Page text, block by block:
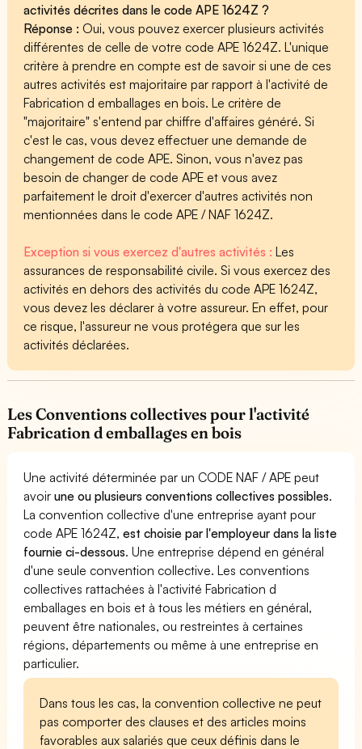
activités décrites dans le code APE 1624Z ?
Réponse :Oui, vous pouvez exercer plusieurs activités
différentes de celle de votre code APE 1624Z. L'unique
critère à prendre en compte est de savoir si une de ces
autres activités est majoritaire par rapport à l'activité de
Fabrication d emballages en bois. Le critère de
"majoritaire" s'entend par chiffre d'affaires généré. Si
c'est le cas, vous devez effectuer une demande de
changement de code APE. Sinon, vous n'avez pas
besoin de changer de code APE et vous avez
parfaitement le droit d'exercer d'autres activités non
mentionnées dans le code APE / NAF 1624Z.
Exception si vous exercez d'autres activités :Les
assurances de responsabilité civile. Si vous exercez des
activités en dehors des activités du code APE 1624Z,
vous devez les déclarer à votre assureur. En effet, pour
ce risque, l'assureur ne vous protégera que sur les
activités déclarées.
Les Conventions collectives pour l'activité
Fabrication d emballages en bois
Une activité déterminée par un CODE NAF / APE peut
avoirune ou plusieurs conventions collectives possibles.
La convention collective d'une entreprise ayant pour
code APE 1624Z,est choisie par l'employeur dans la liste
fournie ci-dessous. Une entreprise dépend en général
d'une seule convention collective. Les conventions
collectives rattachées à l'activité Fabrication d
emballages en bois et à tous les métiers en général,
peuvent être nationales, ou restreintes à certaines
régions, départements ou même à une entreprise en
particulier.
Dans tous les cas, la convention collective ne peut
pas comporter des clauses et des articles moins
favorables aux salariés que ceux définis dans le